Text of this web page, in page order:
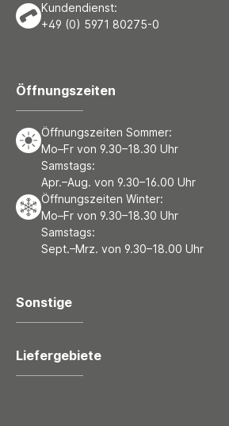
Kundendienst:
+49 (0) 5971 80275-0
Öffnungszeiten
Öffnungszeiten Sommer:
Mo–Fr von 9.30–18.30 Uhr
Samstags:
Apr.–Aug. von 9.30–16.00 Uhr
Öffnungszeiten Winter:
Mo–Fr von 9.30–18.30 Uhr
Samstags:
Sept.–Mrz. von 9.30–18.00 Uhr
Sonstige
Liefergebiete